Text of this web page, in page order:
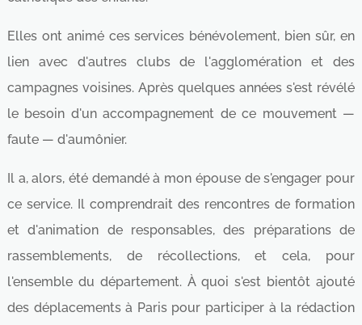
Elles ont animé ces services bénévolement, bien sûr, en
lien avec d'autres clubs de l'agglomération et des
campagnes voisines. Après quelques années s'est révélé
le besoin d'un accompagnement de ce mouvement —
faute — d'aumônier.
Il a, alors, été demandé à mon épouse de s'engager pour
ce service. Il comprendrait des rencontres de formation
et d'animation de responsables, des préparations de
rassemblements, de récollections, et cela, pour
l'ensemble du département. À quoi s'est bientôt ajouté
des déplacements à Paris pour participer à la rédaction